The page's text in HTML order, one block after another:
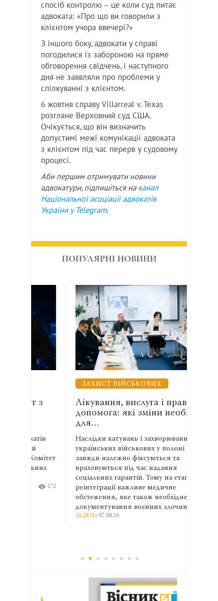
спосіб контролю – це коли суд питає
адвоката: «Про що ви говорили з
клієнтом учора ввечері?»
З іншого боку, адвокати у справі
погодилися із забороною на пряме
обговорення свідчень, і наступного
дня не заявляли про проблеми у
спілкуванні з клієнтом.
6 жовтня справу Villarreal v. Texas
розгляне Верховний суд США.
Очікується, що він визначить
допустимі межі комунікації адвоката
з клієнтом під час перерв у судовому
процесі.
Аби першим отримувати новини
адвокатури, підпишіться на канал
Національної асоціації адвокатів
України у Telegram.
ПОПУЛЯРНІ НОВИНИ
ЗАХИСТ ВІЙСЬКОВИХ
Лікування, вислуга і правнича
допомога: які зміни необхідні
Наслідки катувань і захворювання
українських військових у полоні не
завжди належно фіксуються та
враховуються під час надання
соціальних гарантій. Тому на етапі
реінтеграції важливе медичне
обстеження, яке також необхідне для
документування воєнних злочинів.
07.08.26